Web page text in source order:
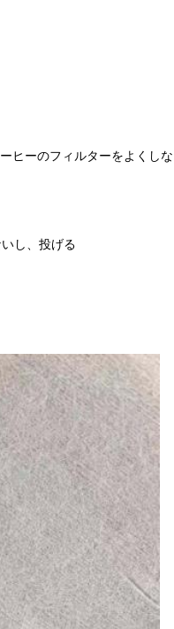
ヒーのフィルターをよくし
し、投げる